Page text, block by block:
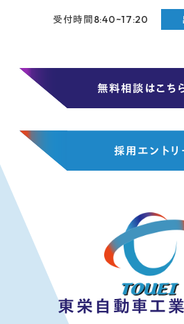
受付時間 8:40~17:20
無料相談はこち
採用エントリ
東栄自動車工